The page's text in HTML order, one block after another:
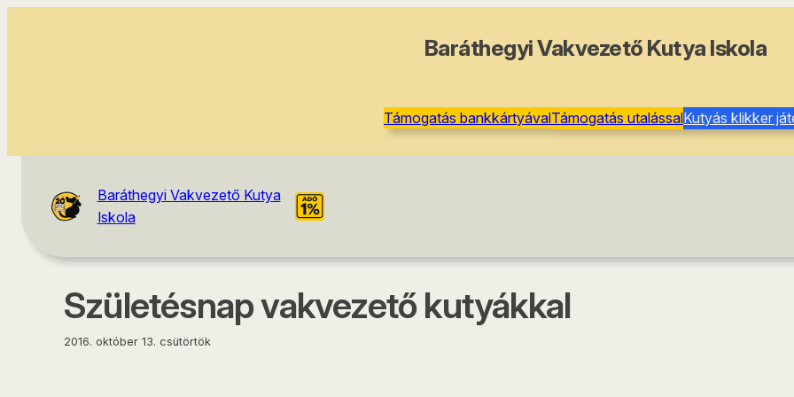
Baráthegyi Vakvezető Kutya Iskola
Támogatás bankkártyávalTámogatás utalássalKutyás klikker
Baráthegyi Vakvezető Kutya
Iskola
Születésnap vakvezető kutyákkal
2016. október 13. csütörtök